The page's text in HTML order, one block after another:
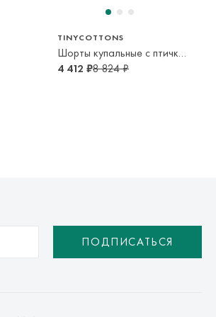
TINYCOTTONS
Шорты купальные с птичками
4 412 ₽8 824 ₽
ПОДПИСАТЬСЯ